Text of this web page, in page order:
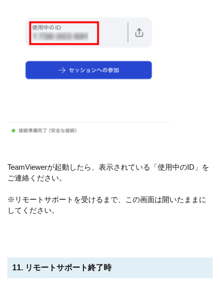
TeamViewerが起動したら、表示されている「使用中のID」を
ご連絡ください。
※リモートサポートを受けるまで、この画面は開いたままに
してください。
11. リモートサポート終了時